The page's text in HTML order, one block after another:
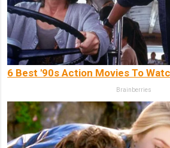
6 Best '90s Action Movies To
Brainberries